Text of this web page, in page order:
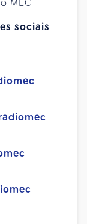
sociais